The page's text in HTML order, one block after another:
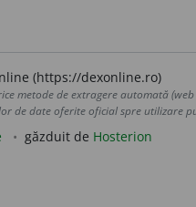
(https://dexonline.ro)
metode de extragere automată
de date oferite oficial spre utilizare
găzduit de Hosterion